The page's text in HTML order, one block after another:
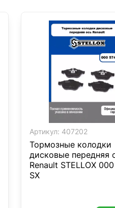
Артикул: 407202
Тормозные колодки
дисковые передняя
Renault STELLOX
SX